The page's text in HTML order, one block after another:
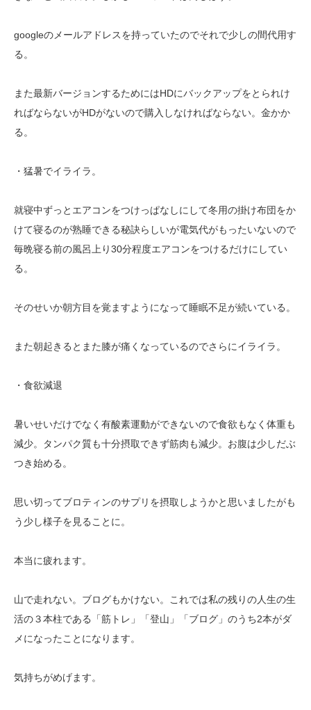
googleのメールアドレスを持っていたのでそれで少しの間代用す
る。
また最新バージョンするためにはHDにバックアップをとられけ
ればならないがHDがないので購入しなければならない。金かか
る。
・猛暑でイライラ。
就寝中ずっとエアコンをつけっぱなしにして冬用の掛け布団をか
けて寝るのが熟睡できる秘訣らしいが電気代がもったいないので
毎晩寝る前の風呂上り30分程度エアコンをつけるだけにしてい
る。
そのせいか朝方目を覚ますようになって睡眠不足が続いている。
また朝起きるとまた膝が痛くなっているのでさらにイライラ。
・食欲減退
暑いせいだけでなく有酸素運動ができないので食欲もなく体重も
減少。タンパク質も十分摂取できず筋肉も減少。お腹は少しだぶ
つき始める。
思い切ってブロティンのサプリを摂取しようかと思いましたがも
う少し様子を見ることに。
本当に疲れます。
山で走れない。ブログもかけない。これでは私の残りの人生の生
活の３本柱である「筋トレ」「登山」「ブログ」のうち2本がダ
メになったことになります。
気持ちがめげます。